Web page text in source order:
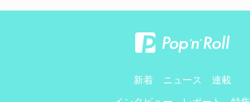
新着 ニュース
連載